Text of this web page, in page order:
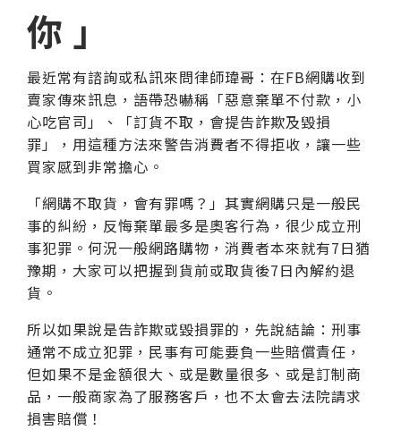
你 」
最近常有諮詢或私訊來問律師瑋哥：在FB網購收到
賣家傳來訊息，語帶恐嚇稱「惡意棄單不付款，小
心吃官司」、「訂貨不取，會提告詐欺及毀損
罪」，用這種方法來警告消費者不得拒收，讓一些
買家感到非常擔心。
「網購不取貨，會有罪嗎？」其實網購只是一般民
事的糾紛，反悔棄單最多是奧客行為，很少成立刑
事犯罪。何況一般網路購物，消費者本來就有7日猶
豫期，大家可以把握到貨前或取貨後7日內解約退
貨。
所以如果說是告詐欺或毀損罪的，先說結論：刑事
通常不成立犯罪，民事有可能要負一些賠償責任，
但如果不是金額很大、或是數量很多、或是訂制商
品，一般商家為了服務客戶，也不太會去法院請求
損害賠償！